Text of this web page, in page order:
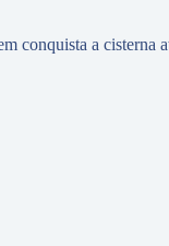
conquista a cisterna